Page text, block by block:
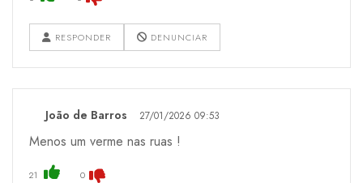
RESPONDER DENUNCIAR
João de Barros 27/01/2026 09:53
Menos um verme nas ruas !
21 0